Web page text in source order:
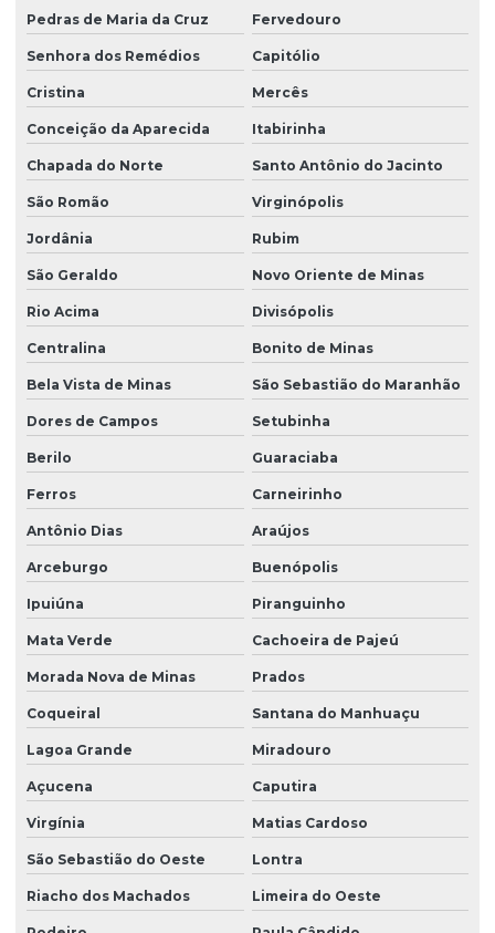
Pedras de Maria da Cruz Fervedouro
Senhora dos Remédios Capitólio
Cristina Mercês
Conceição da Aparecida Itabirinha
Chapada do Norte Santo Antônio do Jacinto
São Romão Virginópolis
Jordânia Rubim
São Geraldo Novo Oriente de Minas
Rio Acima Divisópolis
Centralina Bonito de Minas
Bela Vista de Minas São Sebastião do Maranhão
Dores de Campos Setubinha
Berilo Guaraciaba
Ferros Carneirinho
Antônio Dias Araújos
Arceburgo Buenópolis
Ipuiúna Piranguinho
Mata Verde Cachoeira de Pajeú
Morada Nova de Minas Prados
Coqueiral Santana do Manhuaçu
Lagoa Grande Miradouro
Açucena Caputira
Virgínia Matias Cardoso
São Sebastião do Oeste Lontra
Riacho dos Machados Limeira do Oeste